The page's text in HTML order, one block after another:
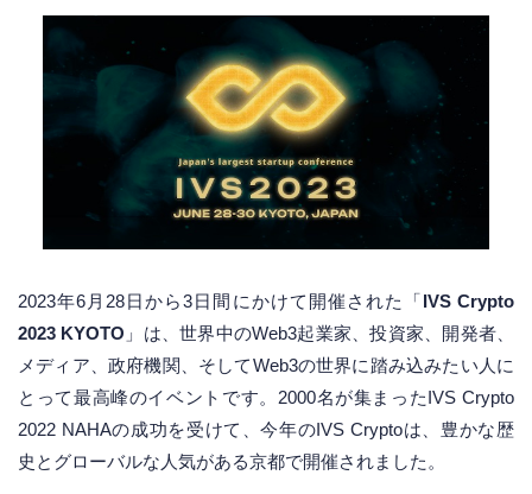
2023年6月28日から3日間にかけて開催された「 IVS Crypto
2023 KYOTO 」は、世界中のWeb3起業家、投資家、開発者、
メディア、政府機関、そしてWeb3の世界に踏み込みたい人に
とって最高峰のイベントです。2000名が集まったIVS Crypto
2022 NAHAの成功を受けて、今年のIVS Cryptoは、豊かな歴
史とグローバルな人気がある京都で開催されました。